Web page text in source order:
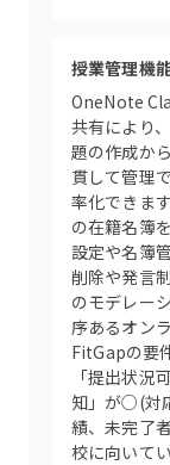
授業管理機
OneNote
共有により
題の作成か
貫して管理
率化できま
の在籍名簿
設定や名簿
削除や発言
のモデレー
序あるオン
FitGapの要
「提出状況
知」が○(対
績、未完了
校に向いてい